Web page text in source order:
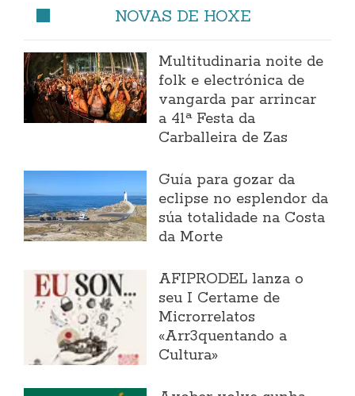
NOVAS DE HOXE
Multitudinaria noite de
folk e electrónica de
vangarda par arrincar
a 41ª Festa da
Carballeira de Zas
Guía para gozar da
eclipse no esplendor da
súa totalidade na Costa
da Morte
AFIPRODEL lanza o
seu I Certame de
Microrrelatos
«Arr3quentando a
Cultura»